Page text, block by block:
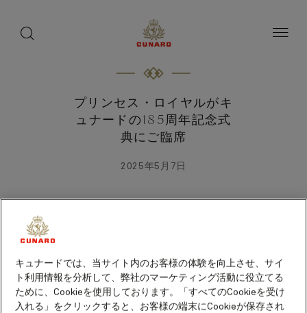
プリンセス・ロイヤルがキ
ュナードの185周年記念式
典にご臨席
2025年5月7日
キュナードでは、当サイト内のお客様の体験を向上させ、サイ
ト利用情報を分析して、弊社のマーケティング活動に役立てる
ために、Cookieを使用しております。「すべてのCookieを受け
入れる」をクリックすると、お客様の端末にCookieが保存され